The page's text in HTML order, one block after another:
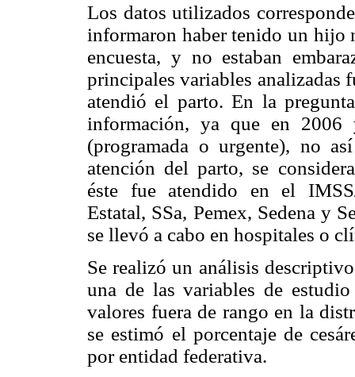
Los datos utilizados
informaron haber tenido un hijo
encuesta, y no estaban
principales variables analizadas
atendió el parto. En la
información, ya que en
(programada o urgente), no
atención del parto, se
éste fue atendido en el
Estatal, SSa, Pemex, Sedena y
se llevó a cabo en hospitales o
Se realizó un análisis
una de las variables de
valores fuera de rango en la
se estimó el porcentaje de
por entidad federativa.